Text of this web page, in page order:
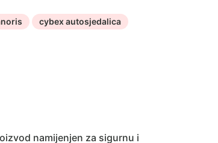
cybex autosjedalica
namijenjen za sigurnu i